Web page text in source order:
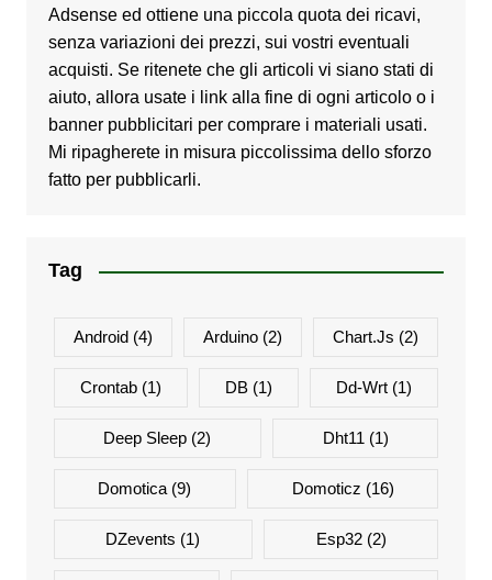
Adsense ed ottiene una piccola quota dei ricavi,
senza variazioni dei prezzi, sui vostri eventuali
acquisti. Se ritenete che gli articoli vi siano stati di
aiuto, allora usate i link alla fine di ogni articolo o i
banner pubblicitari per comprare i materiali usati.
Mi ripagherete in misura piccolissima dello sforzo
fatto per pubblicarli.
Tag
Android(4) Arduino (2) Chart.js (2)
Crontab(1) DB (1) Dd-Wrt (1)
Deep Sleep (2) Dht11 (1)
Domotica (9) Domoticz (16)
DZevents (1) Esp32(2)